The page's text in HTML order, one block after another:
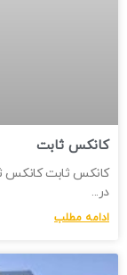
کانکس ثابت
کانکس ثابت کانکس
در
ادامه مطلب